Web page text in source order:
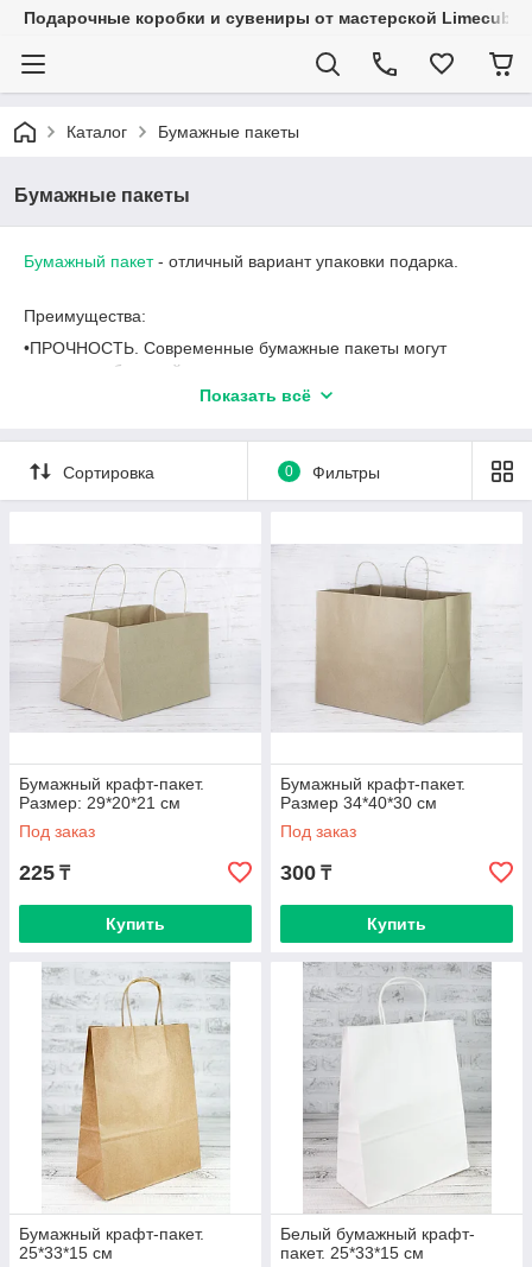
Подарочные коробки и сувениры от мастерской Limecube
Каталог Бумажные пакеты
Бумажные пакеты
Бумажный пакет- отличный вариант упаковки подарка.
Преимущества:
•ПРОЧНОСТЬ. Современные бумажные пакеты могут
выдержать большой вес, и в этом полиэтиленовому пакету
не проигрывают. Всё благодаря длинноволокнистой
•ЭКОЛОГИЧНОСТЬ. Отметим, что использование бумажного
пакета оправдывает себя только при условии, что он
использования. Использованный пакет можно отправить на
переработку. Так же бумага быстро разлагается в почве и
является природным материалом, поэтому это бесспорно
более экологичный вариант.
• НИЗКАЯ СТОИМОСТЬ. Упаковку производят из вторичного
сырья, что делает её доступной в цене. Возможно
изготовление любых бумажных пакетов с брендированием
или без при заказе от 200 шт.
Показать всё
Сортировка 0 Фильтры
Бумажный крафт-пакет.
Размер: 29*20*21 см
Под заказ
225 ₸
Купить
Бумажный крафт-пакет.
Размер 34*40*30 см
Под заказ
300 ₸
Купить
Бумажный крафт-пакет.
25*33*15 см
Белый бумажный крафт-
пакет. 25*33*15 см